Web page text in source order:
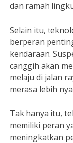
dan ramah
Selain itu,
berperan
kendaraan.
canggih akan
melaju di jalan
merasa lebih
Tak hanya itu,
memiliki peran
meningkatkan